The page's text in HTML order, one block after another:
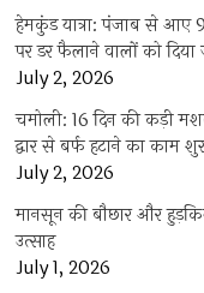
हेमकुंड यात्रा: पंजाब से आए
पर डर फैलाने वालों को
July 2, 2026
चमोली: 16 दिन की कड़ी
द्वार से बर्फ हटाने का काम
July 2, 2026
मानसून की बौछार और
उत्साह
July 1, 2026